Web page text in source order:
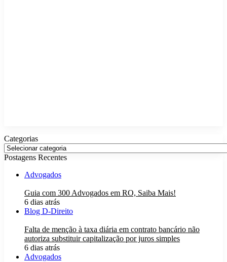
Categorias
Categorias
Postagens Recentes
Advogados
Guia com 300 Advogados em RO, Saiba Mais!
6 dias atrás
Blog D-Direito
Falta de menção à taxa diária em contrato bancário não
autoriza substituir capitalização por juros simples
6 dias atrás
Advogados